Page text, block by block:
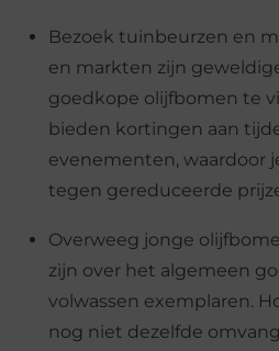
Bezoek tuinbeurzen en
en markten zijn
goedkope olijfbomen te
bieden kortingen aan
evenementen, waardoor
tegen gereduceerde
Overweeg jonge
zijn over het algemeen
volwassen exemplaren.
nog niet dezelfde